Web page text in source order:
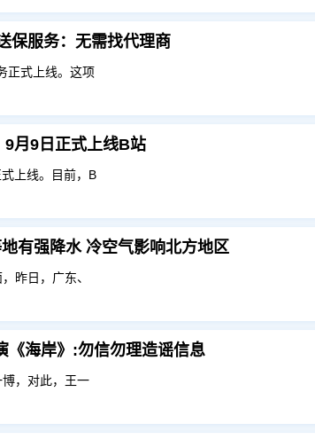
保服务：无需找代理商
正式上线。这项
9月9日正式上线B站
上线。目前，B
有强降水 冷空气影响北方地区
昨日，广东、
《海岸》:勿信勿理造谣信息
，对此，王一